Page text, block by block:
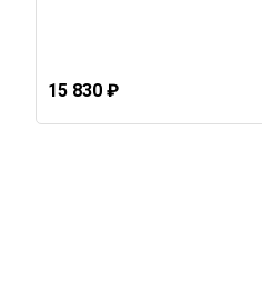
15 830 ₽